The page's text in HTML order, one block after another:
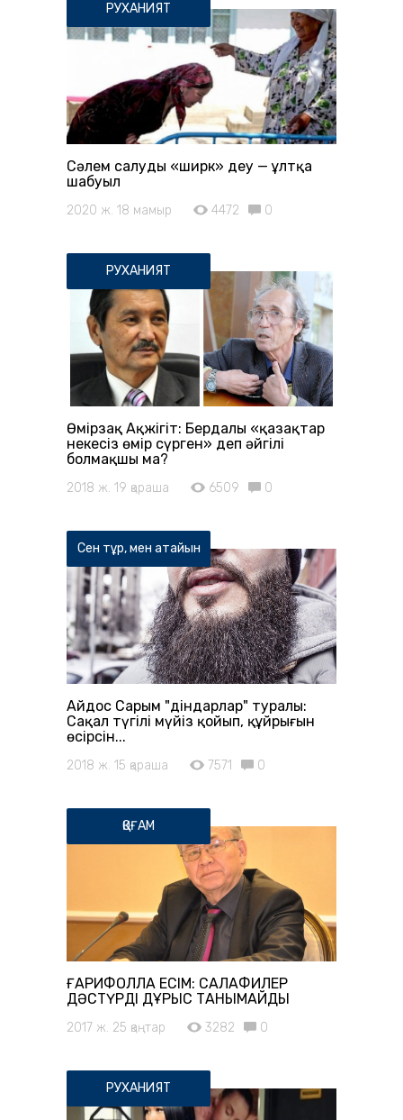
РУХАНИЯТ
Сәлем салуды «ширк» деу — ұлтқа
шабуыл
2020 ж. 18 мамыр 4472 0
РУХАНИЯТ
Өмірзақ Ақжігіт: Бердалы «қазақтар
некесіз өмір сүрген» деп әйгілі
болмақшы ма?
2018 ж. 19 қараша 6509 0
Сен тұр, мен атайын
Айдос Сарым "діндарлар" туралы:
Сақал түгілі мүйіз қойып, құйрығын
өсірсін...
2018 ж. 15 қараша 7571 0
ҚОҒАМ
ҒАРИФОЛЛА ЕСІМ: САЛАФИЛЕР
ДӘСТҮРДІ ДҰРЫС ТАНЫМАЙДЫ
2017 ж. 25 қаңтар 3282 0
РУХАНИЯТ